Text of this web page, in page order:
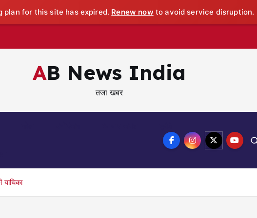
plan for this site has expired. Renew now to avoid service disruption.
AB News India
तजा खबर
याचिका